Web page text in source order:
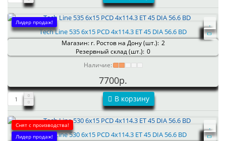
Лидер продаж!
Tech Line 535 6x15 PCD 4x114.3 ET 45 DIA 56.6 BD
Магазин: г. Ростов на Дону (шт.): 2
Резервный склад (шт.): 0
Наличие:
7700р.
В корзину
Снят с производства!
Лидер продаж!Tech Line 530 6x15 PCD 4x114.3 ET 45 DIA 56.6 BD